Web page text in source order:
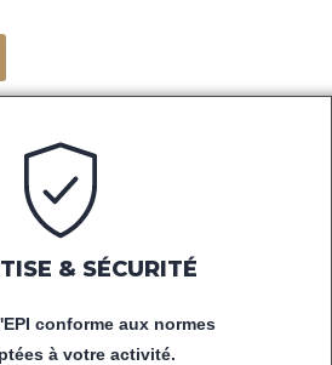
& SÉCURITÉ
conforme aux normes
à votre activité.